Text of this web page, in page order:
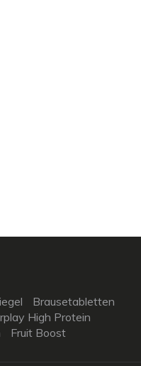
Brausetabletten
High Protein
Fruit Boost